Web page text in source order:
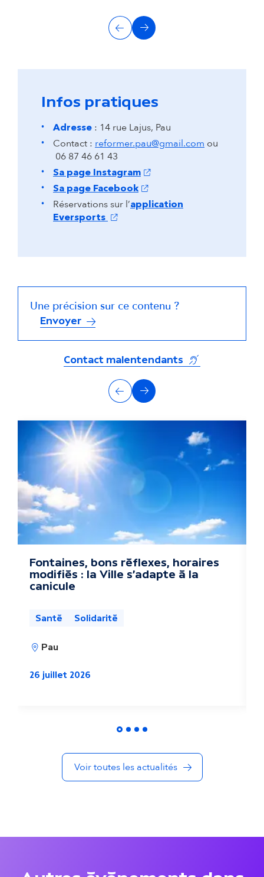
Prev Next
Infos pratiques
Adresse : 14 rue Lajus, Pau
Contact : reformer.pau@gmail.com ou
06 87 46 61 43
Sa page Instagram(s'ouvre dans un nouvel
Sa page Facebook(s'ouvre dans un nouvel
Réservations sur l’application
Eversports (s'ouvre dans un nouvel onglet)
Une précision sur ce contenu ?
Envoyer
Contact malentendants (s'ouvre dans
u
r
e
s
a
PrécédentSuivant
Fontaines, bons réflexes, horaires
modifiés : la Ville s'adapte à la
canicule
Santé Solidarité
Pau
26 juillet 2026
Voir toutes les actualités